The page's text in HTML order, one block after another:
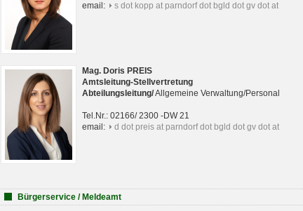
email:
s dot kopp at parndorf dot bgld dot gv dot at
Mag. Doris PREIS
Amtsleitung-Stellvertretung
Abteilungsleitung/Allgemeine Verwaltung/Personal
Tel.Nr.: 02166/ 2300 -DW 21
email:
d dot preis at parndorf dot bgld dot gv dot at
Bürgerservice / Meldeamt